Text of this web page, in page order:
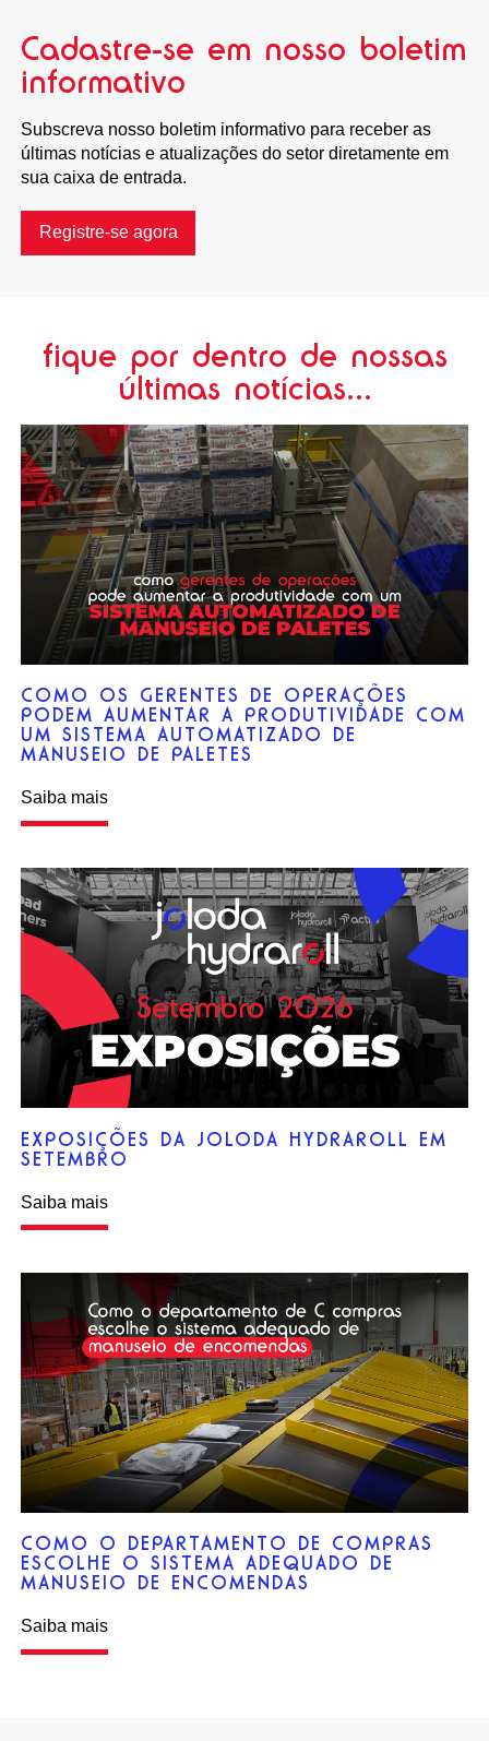
Cadastre-se em nosso boletim
informativo
Subscreva nosso boletim informativo para receber as
últimas notícias e atualizações do setor diretamente em
sua caixa de entrada.
Registre-se agora
fique por dentro de nossas
últimas notícias...
COMO OS GERENTES DE OPERAÇÕES
PODEM AUMENTAR A PRODUTIVIDADE COM
UM SISTEMA AUTOMATIZADO DE
MANUSEIO DE PALETES
Saiba mais
EXPOSIÇÕES DA JOLODA HYDRAROLL EM
SETEMBRO
Saiba mais
COMO O DEPARTAMENTO DE COMPRAS
ESCOLHE O SISTEMA ADEQUADO DE
MANUSEIO DE ENCOMENDAS
Saiba mais